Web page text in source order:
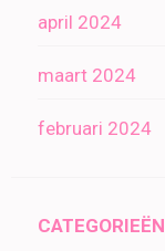
april 2024
maart 2024
februari 2024
CATEGORIEËN